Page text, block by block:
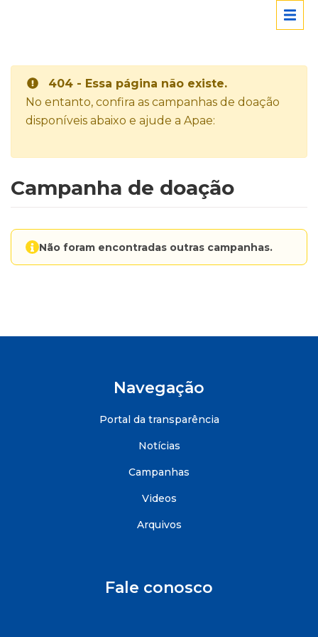
404 - Essa página não existe.
No entanto, confira as campanhas de doação
disponíveis abaixo e ajude a Apae:
Campanha de doação
Não foram encontradas outras campanhas.
Navegação
Portal da transparência
Notícias
Campanhas
Videos
Arquivos
Fale conosco